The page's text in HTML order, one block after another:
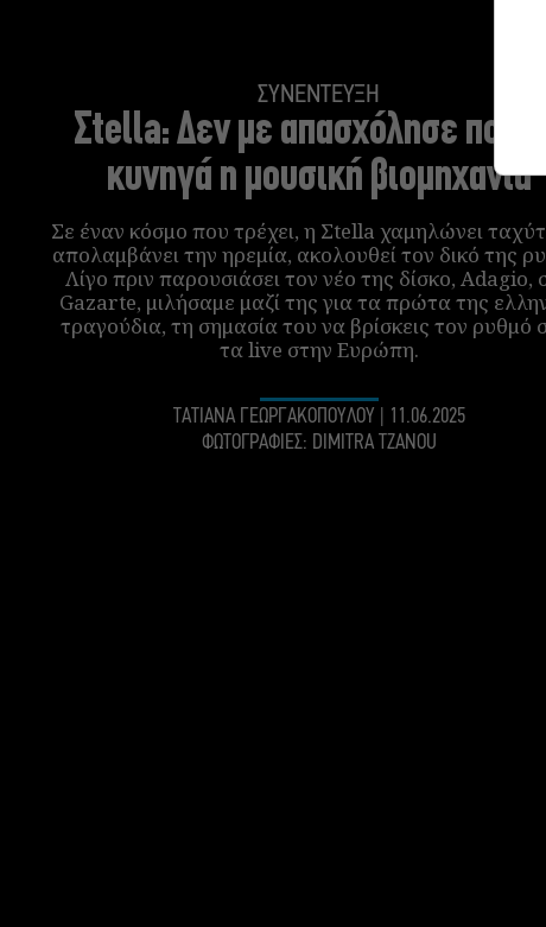
ΣΥΝΕΝΤΕΥΞΗ
Σtella:Δεν με απασχόλησε ποτέ
κυνηγά η μουσική βιομηχανία
Σε έναν κόσμο που τρέχει, η Σtella χαμηλώνει
απολαμβάνει την ηρεμία, ακολουθεί τον δικό της
Λίγο πριν παρουσιάσει τον νέο της δίσκο, Adagio,
Gazarte, μιλήσαμε μαζί της για τα πρώτα της
τραγούδια, τη σημασία του να βρίσκεις τον ρυθμό
τα live στην Ευρώπη.
ΤΑΤΙΑΝΑ ΓΕΩΡΓΑΚΟΠΟΥΛΟΥ
11.06.2025
ΦΩΤΟΓΡΑΦΙΕΣ: DIMITRA TZANOU